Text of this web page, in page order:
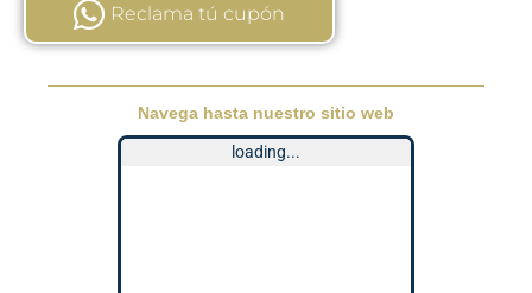
Reclama tú cupón
Navega hasta nuestro sitio web
loading...